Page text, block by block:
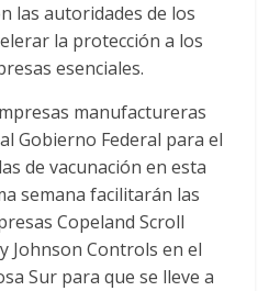
las autoridades de los
la protección a los
esenciales.
manufactureras
Gobierno Federal para el
de vacunación en esta
semana facilitarán las
Copeland Scroll
Johnson Controls en el
Sur para que se lleve a